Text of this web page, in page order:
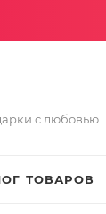
с любовью
ТОВАРОВ